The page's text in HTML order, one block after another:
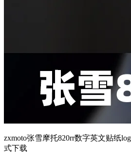
zxmoto张雪摩托820rr数字英文贴纸
式下载